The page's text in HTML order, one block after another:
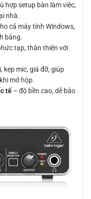
hợp setup bàn làm việc,
nhà.
cả máy tính Windows,
bảng.
tạp, thân thiện với
kẹp mic, giá đỡ, giúp
mở hộp.
tế– độ bền cao, dễ bảo